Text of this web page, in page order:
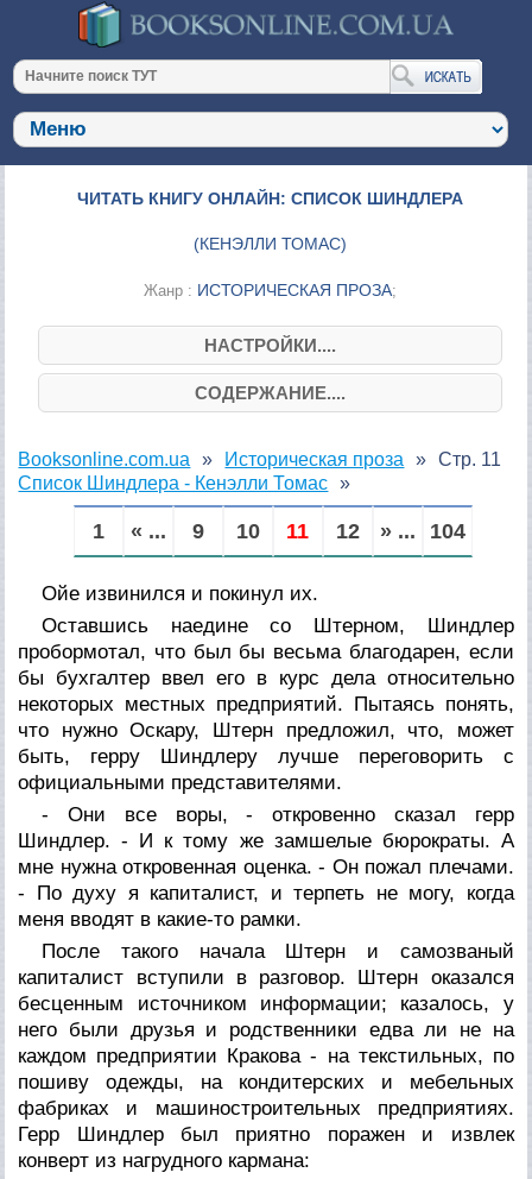
ЧИТАТЬ КНИГУ ОНЛАЙН: СПИСОК ШИНДЛЕРА
(КЕНЭЛЛИ ТОМАС)
Жанр : ИСТОРИЧЕСКАЯ ПРОЗА;
НАСТРОЙКИ....
СОДЕРЖАНИЕ....
Booksonline.com.ua
Историческая проза
Список Шиндлера - Кенэлли Томас
Стр. 11
1 « ... 9 10 11 12 » ... 104
Ойе извинился и покинул их.
Оставшись наедине со Штерном, Шиндлер
пробормотал, что был бы весьма благодарен, если
бы бухгалтер ввел его в курс дела относительно
некоторых местных предприятий. Пытаясь понять,
что нужно Оскару, Штерн предложил, что, может
быть, герру Шиндлеру лучше переговорить с
официальными представителями.
- Они все воры, - откровенно сказал герр
Шиндлер. - И к тому же замшелые бюрократы. А
мне нужна откровенная оценка. - Он пожал плечами.
- По духу я капиталист, и терпеть не могу, когда
меня вводят в какие-то рамки.
После такого начала Штерн и самозваный
капиталист вступили в разговор. Штерн оказался
бесценным источником информации; казалось, у
него были друзья и родственники едва ли не на
каждом предприятии Кракова - на текстильных, по
пошиву одежды, на кондитерских и мебельных
фабриках и машиностроительных предприятиях.
Герр Шиндлер был приятно поражен и извлек
конверт из нагрудного кармана: